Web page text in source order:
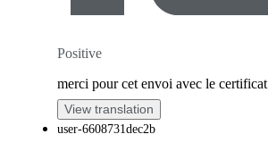
Positive
merci pour cet envoi avec le certificat
View translation
user-6608731dec2b